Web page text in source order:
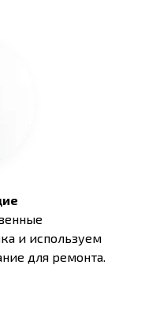
и используем
для ремонта.